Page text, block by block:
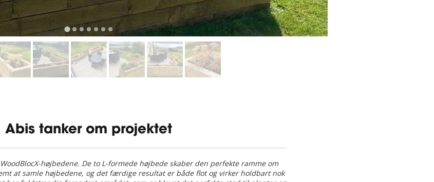
Abis tanker om projektet
højbedene. De to L-formede højbede skaber den perfekte ramme om
at samle højbedene, og det færdige resultat er både flot og virker holdbart nok